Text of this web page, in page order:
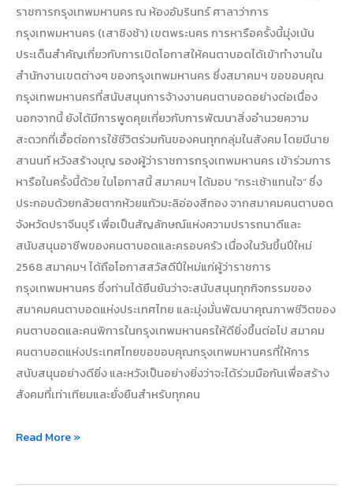
ราชการกรุงเทพมหานคร ณ ห้องอัมรินทร์ ศาลาว่าการ
กรุงเทพมหานคร (เสาชิงช้า) เขตพระนคร การหารือครั้งนี้มุ่งเน้น
ประเด็นสำคัญเกี่ยวกับการเปิดโอกาสให้คนตาบอดได้เข้าทำงานใน
สำนักงานเขตต่างๆ ของกรุงเทพมหานคร ซึ่งสมาคมฯ ขอขอบคุณ
กรุงเทพมหานครที่สนับสนุนการจ้างงานคนตาบอดอย่างต่อเนื่อง
นอกจากนี้ ยังได้มีการพูดคุยเกี่ยวกับการพัฒนาสิ่งอำนวยความ
สะดวกที่เอื้อต่อการใช้ชีวิตร่วมกันของคนทุกกลุ่มในสังคม โดยมีนาย
สานนท์ หวังสร้างบุญ รองผู้ว่าราชการกรุงเทพมหานคร เข้าร่วมการ
หารือในครั้งนี้ด้วย ในโอกาสนี้ สมาคมฯ ได้มอบ “กระเช้าแทนใจ” ซึ่ง
ประกอบด้วยกล้วยตากห้วยแก้วมะลิอ่องสีทอง จากสมาคมคนตาบอด
จังหวัดปราจีนบุรี เพื่อเป็นสัญลักษณ์แห่งความปรารถนาดีและ
สนับสนุนอาชีพของคนตาบอดและครอบครัว เนื่องในวันขึ้นปีใหม่
2568 สมาคมฯ ได้ถือโอกาสสวัสดีปีใหม่แก่ผู้ว่าราชการ
กรุงเทพมหานคร ซึ่งท่านได้ยืนยันว่าจะสนับสนุนทุกกิจกรรมของ
สมาคมคนตาบอดแห่งประเทศไทย และมุ่งมั่นพัฒนาคุณภาพชีวิตของ
คนตาบอดและคนพิการในกรุงเทพมหานครให้ดียิ่งขึ้นต่อไป สมาคม
คนตาบอดแห่งประเทศไทยขอขอบคุณกรุงเทพมหานครที่ให้การ
สนับสนุนอย่างดียิ่ง และหวังเป็นอย่างยิ่งว่าจะได้ร่วมมือกันเพื่อสร้าง
สังคมที่เท่าเทียมและยั่งยืนสำหรับทุกคน
Read More »